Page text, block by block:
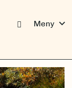
Meny expand_more